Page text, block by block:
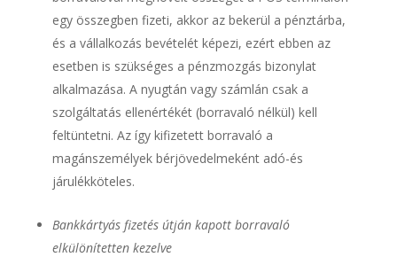
egy összegben fizeti, akkor az bekerül a pénztárba,
és a vállalkozás bevételét képezi, ezért ebben az
esetben is szükséges a pénzmozgás bizonylat
alkalmazása. A nyugtán vagy számlán csak a
szolgáltatás ellenértékét (borravaló nélkül) kell
feltüntetni. Az így kifizetett borravaló a
magánszemélyek bérjövedelmeként adó-és
járulékköteles.
Bankkártyás fizetés útján kapott borravaló
elkülönítetten kezelve